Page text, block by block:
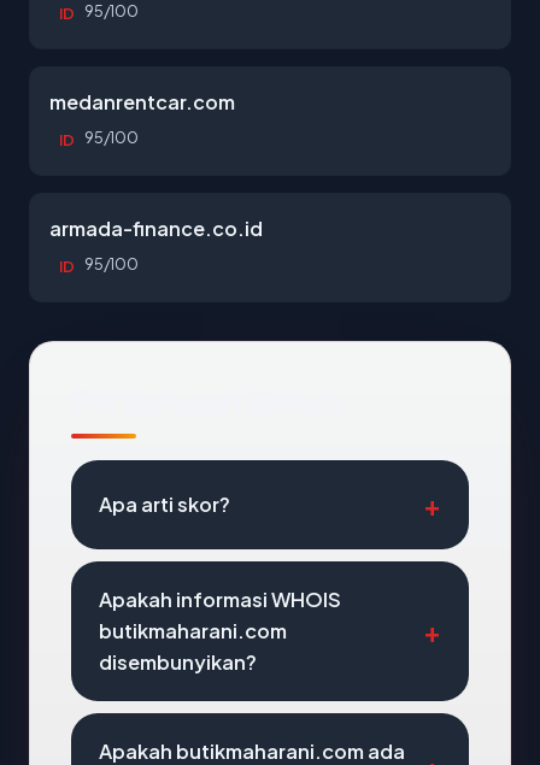
ID 95/100
medanrentcar.com
ID 95/100
armada-finance.co.id
ID 95/100
Apa arti skor?
Apakah informasi WHOIS
butikmaharani.com
disembunyikan?
Apakah butikmaharani.com ada